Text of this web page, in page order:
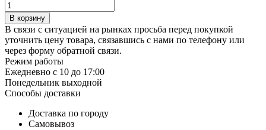
В корзину
В связи с ситуацией на рынках просьба перед покупкой
уточнить цену товара, связавшись с нами по телефону или
через форму обратной связи.
Режим работы
Ежедневно с 10 до 17:00
Понедельник выходной
Способы доставки
Доставка по городу
Самовывоз